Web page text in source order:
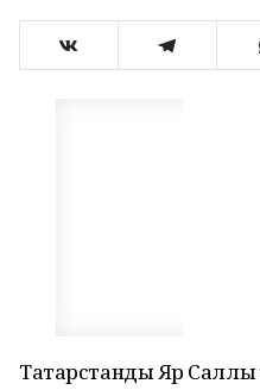
Татарстандың Яр